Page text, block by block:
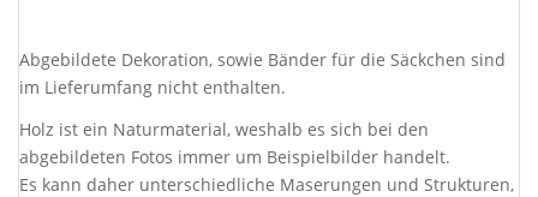
Abgebildete Dekoration, sowie Bänder für die Säckchen sind
im Lieferumfang nicht enthalten.
Holz ist ein Naturmaterial, weshalb es sich bei den
abgebildeten Fotos immer um Beispielbilder handelt.
Es kann daher unterschiedliche Maserungen und Strukturen,